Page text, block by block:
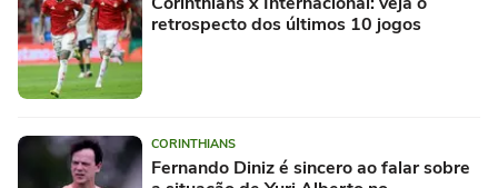
retrospecto dos últimos 10 jogos
CORINTHIANS
Fernando Diniz é sincero ao falar sobre